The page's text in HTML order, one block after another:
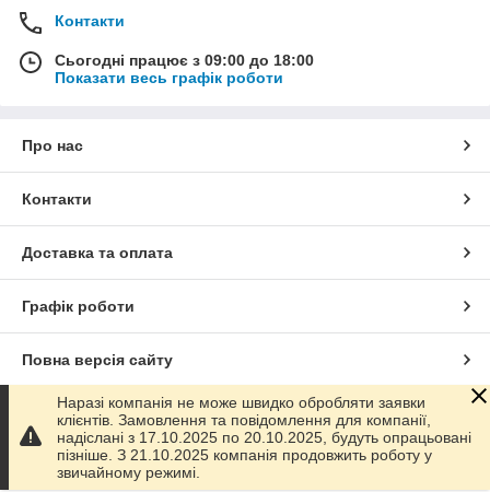
Контакти
Сьогодні працює з 09:00 до 18:00
Показати весь графік роботи
Про нас
Контакти
Доставка та оплата
Графік роботи
Повна версія сайту
Сайт створено на маркетплейсіProm.ua
Політика конфіденційності
Наразі компанія не може швидко обробляти заявки
клієнтів. Замовлення та повідомлення для компанії,
надіслані з 17.10.2025 по 20.10.2025, будуть опрацьовані
пізніше. З 21.10.2025 компанія продовжить роботу у
звичайному режимі.